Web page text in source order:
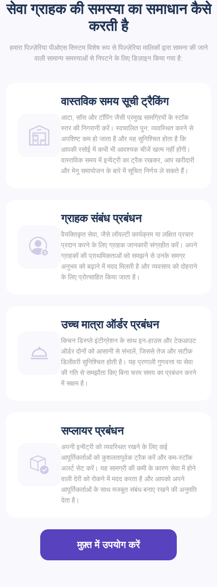
सेवा ग्राहक की समस्या का समाधान कैसे
करती है
हमारा पिज़्ज़ेरिया पीओएस सिस्टम विशेष रूप से पिज़्ज़ेरिया मालिकों द्वारा सामना की जाने
वाली सामान्य समस्याओं से निपटने के लिए डिज़ाइन किया गया है:
वास्तविक समय सूची ट्रैकिंग
आटा, सॉस और टॉपिंग जैसी प्रमुख सामग्रियों के स्टॉक
स्तर की निगरानी करें। स्वचालित पुन: व्यवस्थित करने से
अपशिष्ट कम हो जाता है और यह सुनिश्चित होता है कि
आपकी रसोई में कभी भी आवश्यक चीजें खत्म नहीं होंगी।
वास्तविक समय में इन्वेंट्री का ट्रैक रखकर, आप खरीदारी
और मेनू समायोजन के बारे में सूचित निर्णय ले सकते हैं।
ग्राहक संबंध प्रबंधन
वैयक्तिकृत सेवा, जैसे लॉयल्टी कार्यक्रम या लक्षित प्रचार
प्रदान करने के लिए ग्राहक जानकारी संग्रहीत करें। अपने
ग्राहकों की प्राथमिकताओं को समझने से उनके समग्र
अनुभव को बढ़ाने में मदद मिलती है और व्यवसाय को दोहराने
के लिए प्रोत्साहित किया जाता है।
उच्च मात्रा ऑर्डर प्रबंधन
किचन डिस्प्ले इंटीग्रेशन के साथ इन-हाउस और टेकआउट
ऑर्डर दोनों को आसानी से संभालें, जिससे तेज और सटीक
डिलीवरी सुनिश्चित होती है। यह प्रणाली गुणवत्ता या सेवा
की गति से समझौता किए बिना चरम समय का प्रबंधन करने
में सक्षम है।
सप्लायर प्रबंधन
अपनी इन्वेंट्री को व्यवस्थित रखने के लिए कई
आपूर्तिकर्ताओं को कुशलतापूर्वक ट्रैक करें और कम-स्टॉक
अलर्ट सेट करें। यह सामग्री की कमी के कारण सेवा में होने
वाली देरी को रोकने में मदद करता है और आपको अपने
आपूर्तिकर्ताओं के साथ मजबूत संबंध बनाए रखने की अनुमति
देता है।
मुफ़्त में उपयोग करें